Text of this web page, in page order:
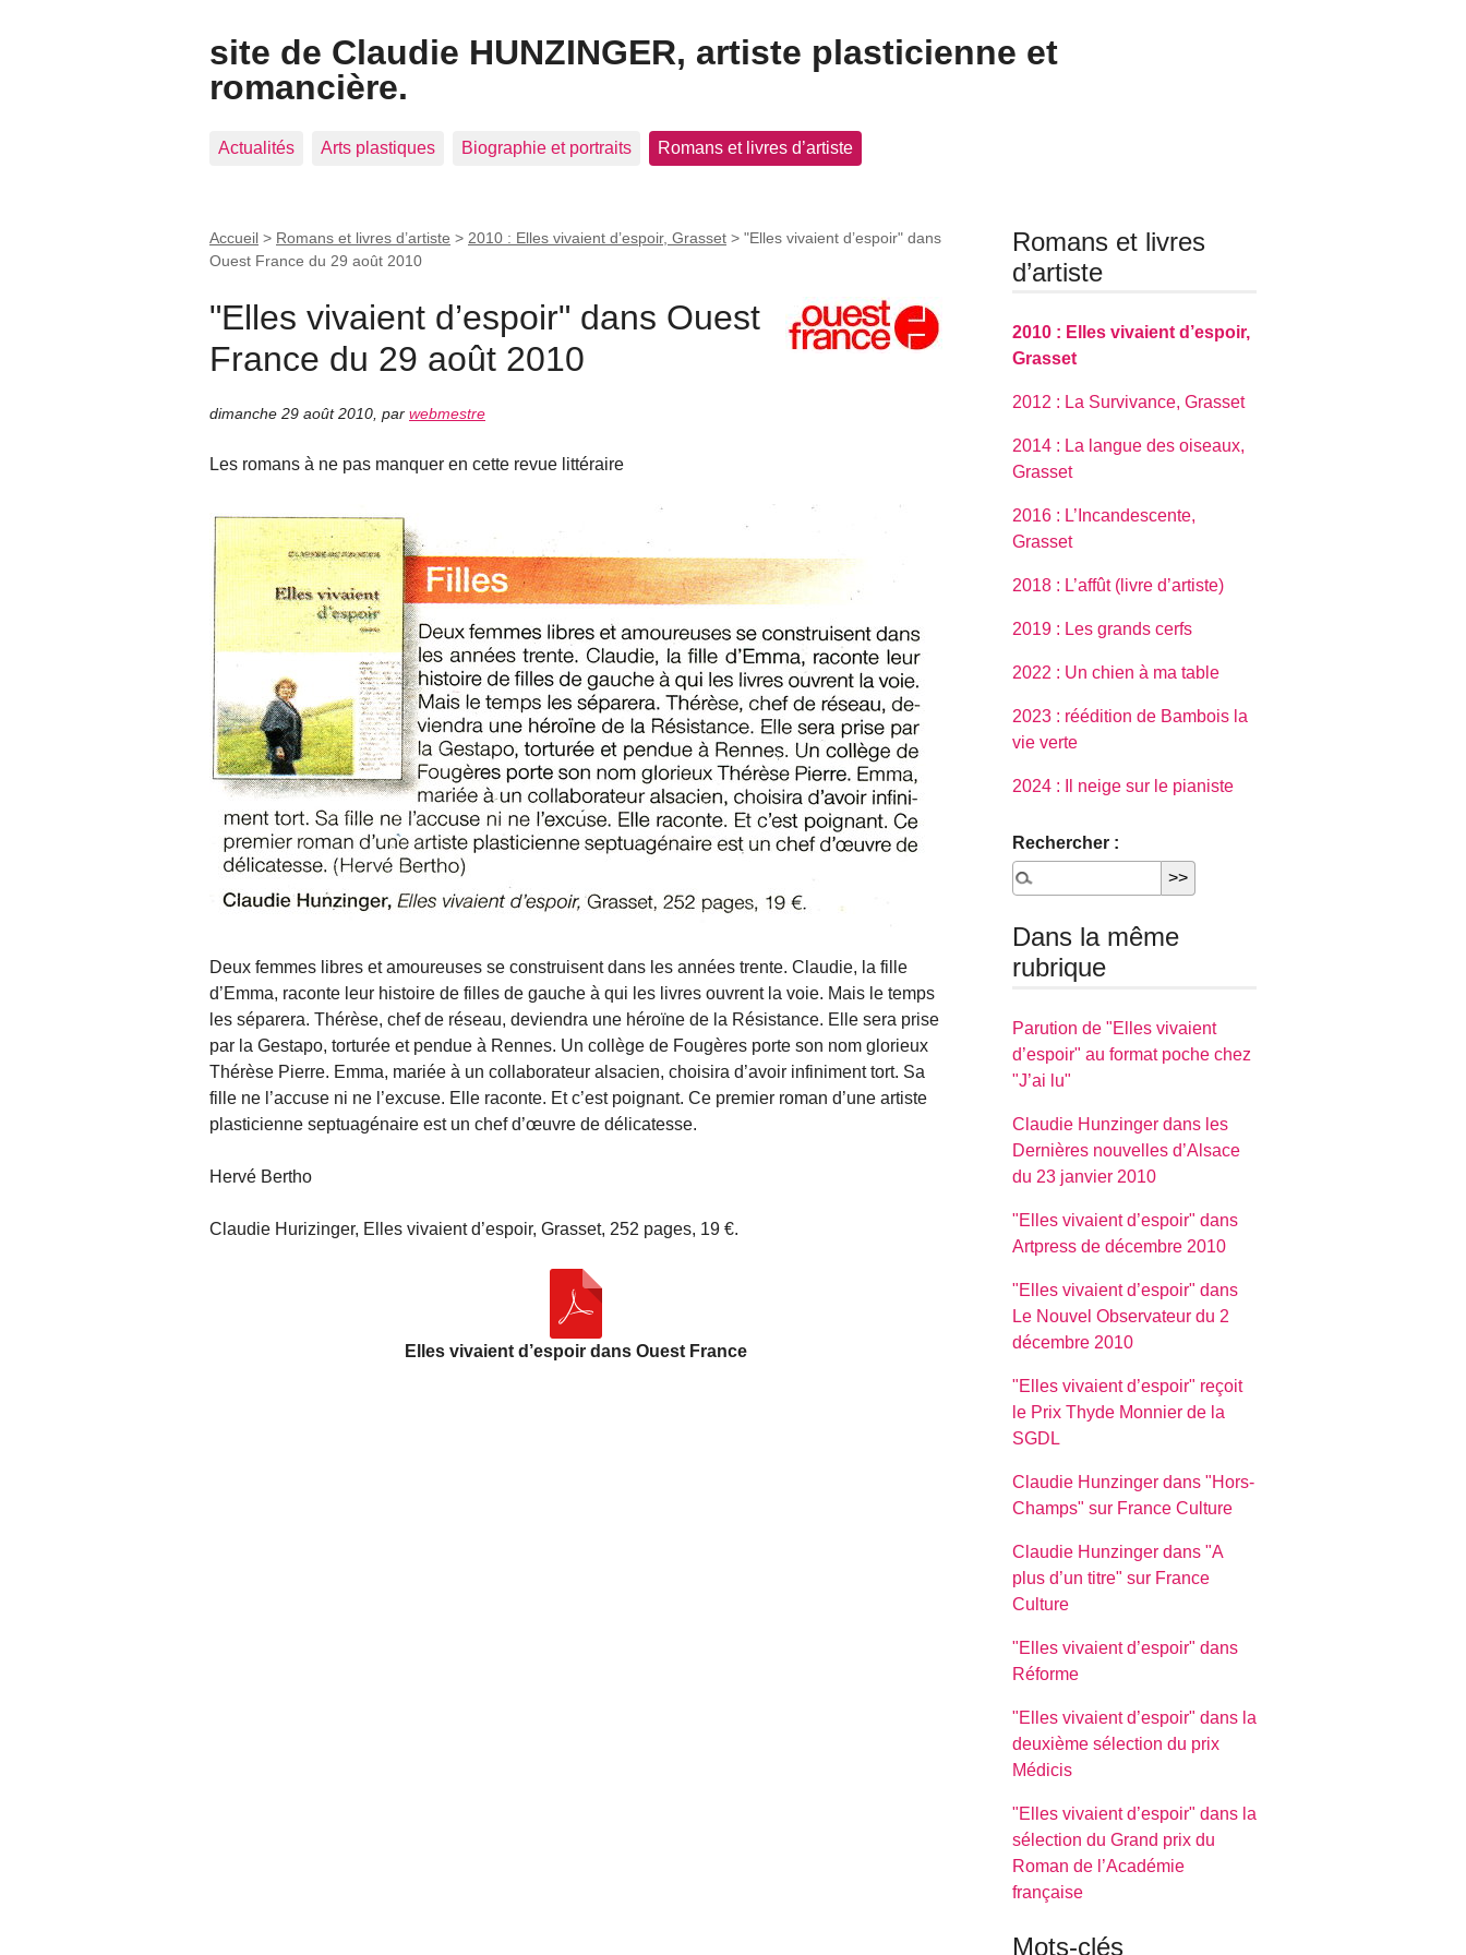
site de Claudie HUNZINGER, artiste plasticienne et
romancière.
Actualités Arts plastiques Biographie et portraits Romans et livres d’artiste
Accueil > Romans et livres d’artiste > 2010 : Elles vivaient d’espoir, Grasset > "Elles vivaient d’espoir" dans
Ouest France du 29 août 2010
"Elles vivaient d’espoir" dans Ouest
France du 29 août 2010
dimanche 29 août 2010 par webmestre
Les romans à ne pas manquer en cette revue littéraire
Deux femmes libres et amoureuses se construisent dans les années trente. Claudie, la fille
d’Emma, raconte leur histoire de filles de gauche à qui les livres ouvrent la voie. Mais le temps
les séparera. Thérèse, chef de réseau, deviendra une héroïne de la Résistance. Elle sera prise
par la Gestapo, torturée et pendue à Rennes. Un collège de Fougères porte son nom glorieux
Thérèse Pierre. Emma, mariée à un collaborateur alsacien, choisira d’avoir infiniment tort. Sa
fille ne l’accuse ni ne l’excuse. Elle raconte. Et c’est poignant. Ce premier roman d’une artiste
plasticienne septuagénaire est un chef d’œuvre de délicatesse.
Hervé Bertho
Claudie Hurizinger, Elles vivaient d’espoir, Grasset, 252 pages, 19 €.
Elles vivaient d’espoir dans Ouest France
Romans et livres
d’artiste
2010 : Elles vivaient d’espoir,
Grasset
2012 : La Survivance, Grasset
2014 : La langue des oiseaux,
Grasset
2016 : L’Incandescente,
Grasset
2018 : L’affût (livre d’artiste)
2019 : Les grands cerfs
2022 : Un chien à ma table
2023 : réédition de Bambois la
vie verte
2024 : Il neige sur le pianiste
Rechercher :
Dans la même
rubrique
Parution de "Elles vivaient
d’espoir" au format poche chez
"J’ai lu"
Claudie Hunzinger dans les
Dernières nouvelles d’Alsace
du 23 janvier 2010
"Elles vivaient d’espoir" dans
Artpress de décembre 2010
"Elles vivaient d’espoir" dans
Le Nouvel Observateur du 2
décembre 2010
"Elles vivaient d’espoir" reçoit
le Prix Thyde Monnier de la
SGDL
Claudie Hunzinger dans "Hors-
Champs" sur France Culture
Claudie Hunzinger dans "A
plus d’un titre" sur France
Culture
"Elles vivaient d’espoir" dans
Réforme
"Elles vivaient d’espoir" dans la
deuxième sélection du prix
Médicis
"Elles vivaient d’espoir" dans la
sélection du Grand prix du
Roman de l’Académie
française
Mots-clés